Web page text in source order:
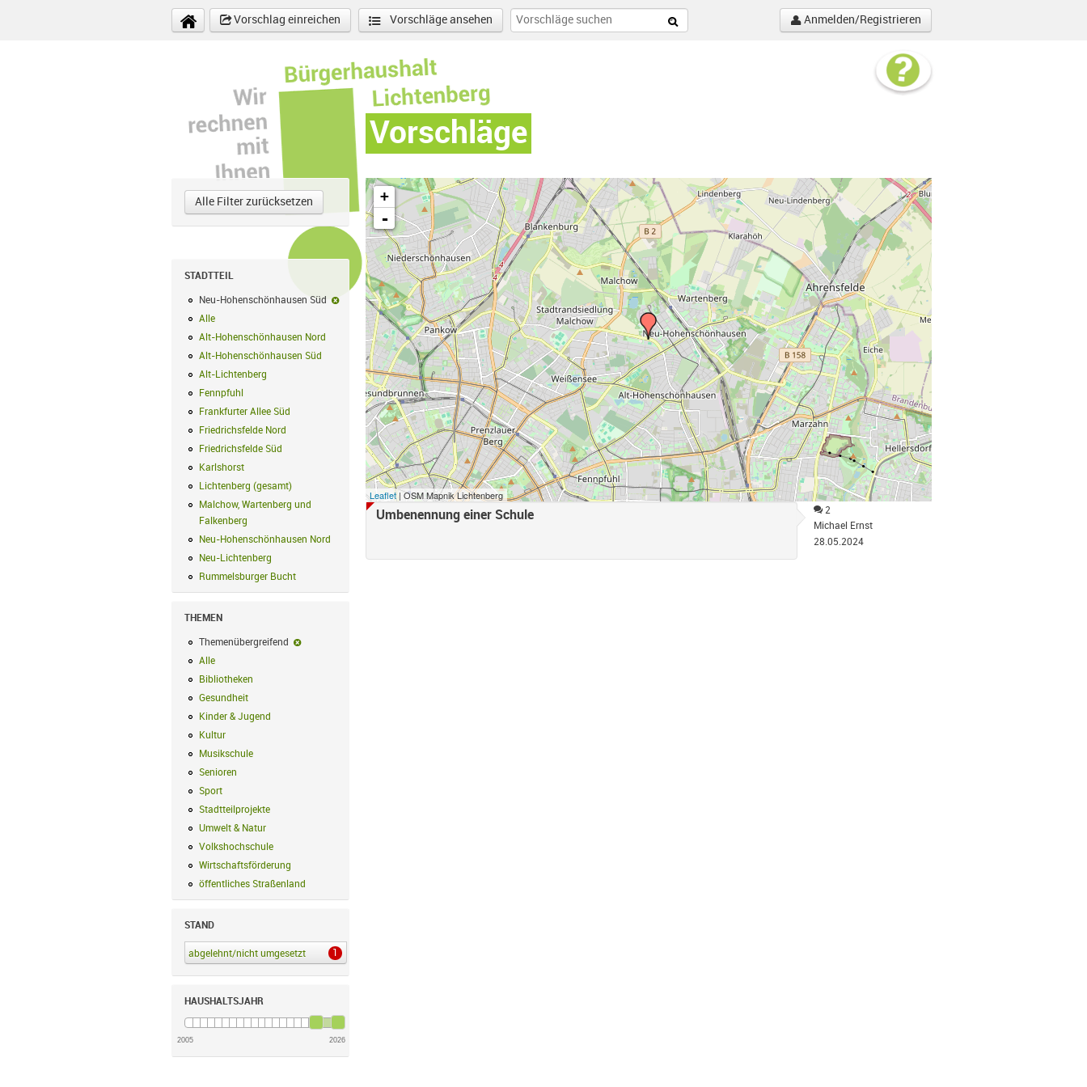
Vorschlag einreichen
Vorschläge ansehen Anmelden/Registrieren
Vorschläge
Alle Filter zurücksetzen
STADTTEIL
Neu-Hohenschönhausen Süd
Neu-Hohenschönhausen Süd-Filter entfernen
Alle
Alt-Hohenschönhausen Nord
Alt-Hohenschönhausen Nord Filter anwenden
Alt-Hohenschönhausen Süd
Alt-Hohenschönhausen Süd Filter anwenden
Alt-Lichtenberg Alt-Lichtenberg Filter anwenden
Fennpfuhl
Frankfurter Allee Süd
Frankfurter Allee Süd Filter anwenden
Friedrichsfelde Nord
Friedrichsfelde Nord Filter anwenden
Friedrichsfelde Süd
Friedrichsfelde Süd Filter anwenden
Karlshorst
Lichtenberg (gesamt) Lichtenberg (gesamt) Filter anwenden
Malchow, Wartenberg und
Falkenberg Malchow, Wartenberg und Falkenberg Filter anwenden
Neu-Hohenschönhausen Nord
Neu-Lichtenberg Neu-Lichtenberg Filter anwenden
Rummelsburger Bucht
THEMEN
Themenübergreifend
Alle
Bibliotheken
Gesundheit
Kinder & Jugend
Kultur
Musikschule
Senioren
Sport
Stadtteilprojekte
Umwelt & Natur
Volkshochschule
Wirtschaftsförderung
öffentliches Straßenland
STAND
abgelehnt/nicht umgesetzt 1
abgelehnt/nicht umgesetzt Filter anwenden
HAUSHALTSJAHR
2005 2026
+
-
Leaflet| OSM Mapnik Lichtenberg
Umbenennung einer Schule
2
Michael Ernst
28.05.2024